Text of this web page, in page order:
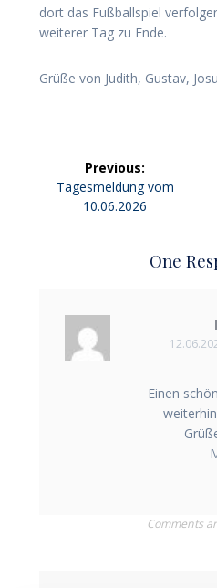
dort das Fußballspiel
weiterer Tag zu Ende.
Grüße von Judith, Gustav,
Previous:
Previous
post:
Tagesmeldung vom
10.06.2026
One
Einen
Comments